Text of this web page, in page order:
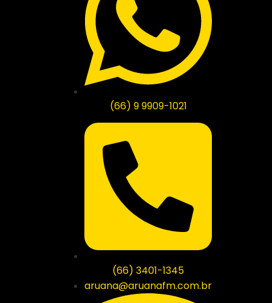
(66) 9 9909-1021
(66) 3401-1345
aruana@aruanafm.com.br